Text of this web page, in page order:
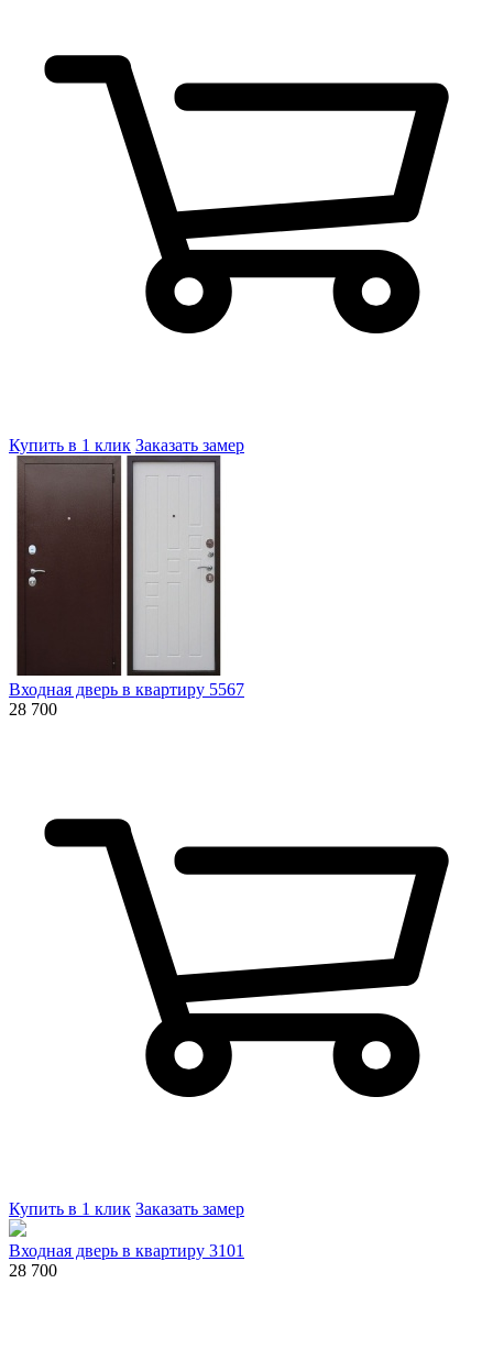
Купить в 1 клик Заказать замер
Входная дверь в квартиру 5567
28 700
Купить в 1 клик Заказать замер
Входная дверь в квартиру 3101
28 700